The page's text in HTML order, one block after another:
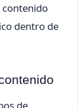
dentro de
de